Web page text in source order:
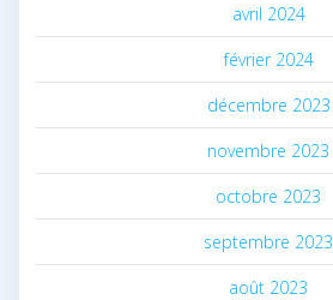
avril 2024
février 2024
décembre 2023
novembre 2023
octobre 2023
septembre 2023
août 2023